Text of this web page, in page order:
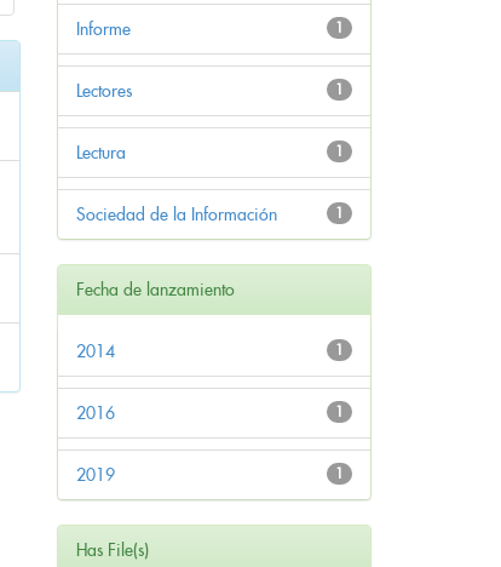
1
Informe
1
Lectores
1
Lectura
1
Sociedad de la Información
Fecha de lanzamiento
1
2014
1
2016
1
2019
Has File(s)